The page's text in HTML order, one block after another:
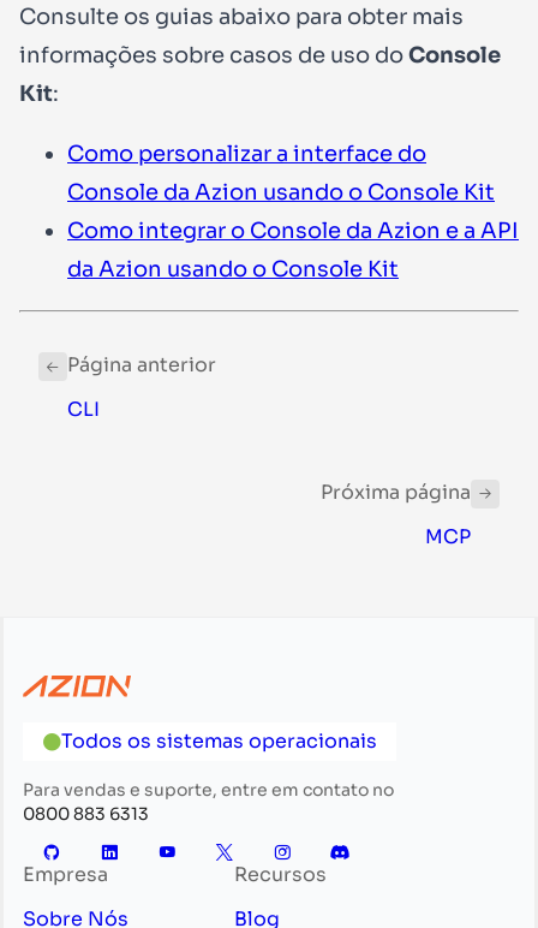
Consulte os guias abaixo para obter mais
informações sobre casos de uso doConsole
Kit:
Como personalizar a interface do
Console da Azion usando o Console Kit
Como integrar o Console da Azion e a API
da Azion usando o Console Kit
Página anterior
CLI
Próxima página
MCP
Todos os sistemas operacionais
Para vendas e suporte, entre em contato no
0800 883 6313
Empresa
Sobre Nós
Recursos
Blog